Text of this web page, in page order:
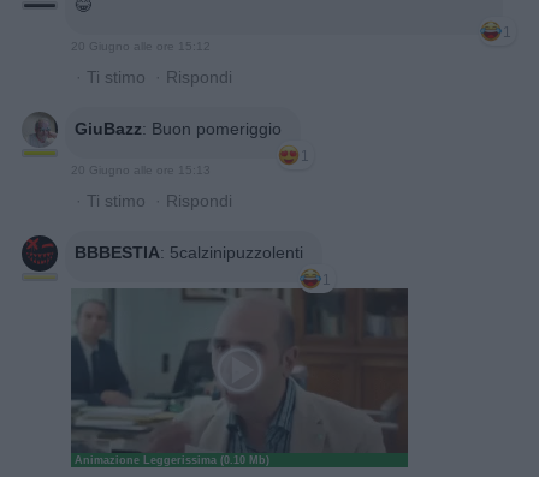
😂
1
20 Giugno alle ore 15:12
· Ti stimo · Rispondi
GiuBazz: Buon pomeriggio
1
20 Giugno alle ore 15:13
· Ti stimo · Rispondi
BBBESTIA: 5calzinipuzzolenti
1
Animazione Leggerissima (0.10 Mb)